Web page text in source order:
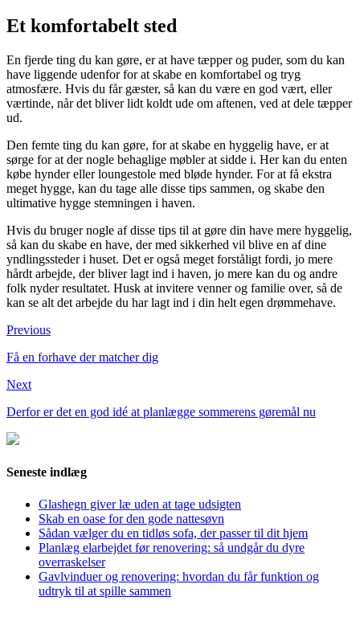
Et komfortabelt sted
En fjerde ting du kan gøre, er at have tæpper og puder, som du kan
have liggende udenfor for at skabe en komfortabel og tryg
atmosfære. Hvis du får gæster, så kan du være en god vært, eller
værtinde, når det bliver lidt koldt ude om aftenen, ved at dele tæpper
ud.
Den femte ting du kan gøre, for at skabe en hyggelig have, er at
sørge for at der nogle behaglige møbler at sidde i. Her kan du enten
købe hynder eller loungestole med bløde hynder. For at få ekstra
meget hygge, kan du tage alle disse tips sammen, og skabe den
ultimative hygge stemningen i haven.
Hvis du bruger nogle af disse tips til at gøre din have mere hyggelig,
så kan du skabe en have, der med sikkerhed vil blive en af dine
yndlingssteder i huset. Det er også meget forståligt fordi, jo mere
hårdt arbejde, der bliver lagt ind i haven, jo mere kan du og andre
folk nyder resultatet. Husk at invitere venner og familie over, så de
kan se alt det arbejde du har lagt ind i din helt egen drømmehave.
Previous
Få en forhave der matcher dig
Next
Derfor er det en god idé at planlægge sommerens gøremål nu
Seneste indlæg
Glashegn giver læ uden at tage udsigten
Skab en oase for den gode nattesøvn
Sådan vælger du en tidløs sofa, der passer til dit hjem
Planlæg elarbejdet før renovering: så undgår du dyre
overraskelser
Gavlvinduer og renovering: hvordan du får funktion og
udtryk til at spille sammen